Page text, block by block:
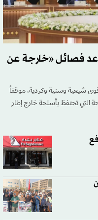
فصائل «خارجة عن
قوى شيعية وسنية وكردية، موقفاً
التي تحتفظ بأسلحة خارج إطار